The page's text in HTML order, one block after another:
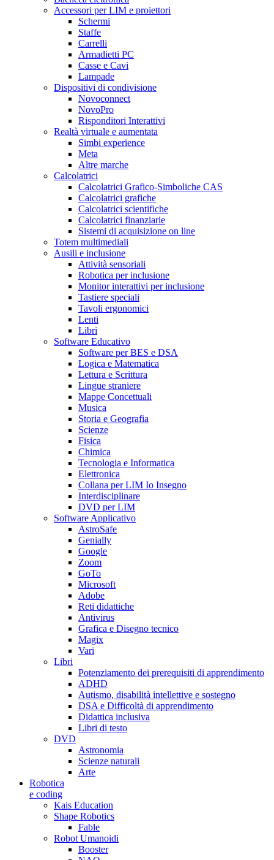
Accessori per LIM e proiettori
Schermi
Staffe
Carrelli
Armadietti PC
Casse e Cavi
Lampade
Dispositivi di condivisione
Novoconnect
NovoPro
Risponditori Interattivi
Realtà virtuale e aumentata
Simbi experience
Meta
Altre marche
Calcolatrici
Calcolatrici Grafico-Simboliche CAS
Calcolatrici grafiche
Calcolatrici scientifiche
Calcolatrici finanziarie
Sistemi di acquisizione on line
Totem multimediali
Ausili e inclusione
Attività sensoriali
Robotica per inclusione
Monitor interattivi per inclusione
Tastiere speciali
Tavoli ergonomici
Lenti
Libri
Software Educativo
Software per BES e DSA
Logica e Matematica
Lettura e Scrittura
Lingue straniere
Mappe Concettuali
Musica
Storia e Geografia
Scienze
Fisica
Chimica
Tecnologia e Informatica
Elettronica
Collana per LIM Io Insegno
Interdisciplinare
DVD per LIM
Software Applicativo
AstroSafe
Genially
Google
Zoom
GoTo
Microsoft
Adobe
Reti didattiche
Antivirus
Grafica e Disegno tecnico
Magix
Vari
Libri
Potenziamento dei prerequisiti di apprendimento
ADHD
Autismo, disabilità intellettive e sostegno
DSA e Difficoltà di apprendimento
Didattica inclusiva
Libri di testo
DVD
Astronomia
Scienze naturali
Arte
Robotica
e coding
Kais Education
Shape Robotics
Fable
Robot Umanoidi
Booster